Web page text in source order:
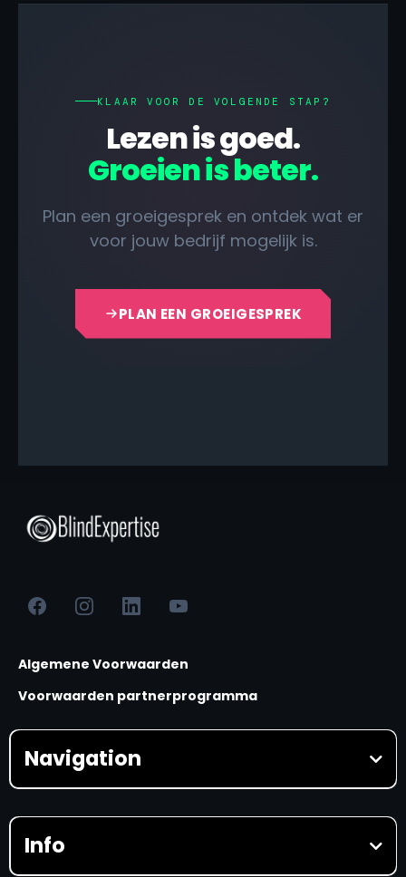
KLAAR VOOR DE VOLGENDE STAP?
Lezen is goed.
Groeien is beter.
Plan een groeigesprek en ontdek wat er
voor jouw bedrijf mogelijk is.
PLAN EEN GROEIGESPREK
Algemene Voorwaarden
Voorwaarden partnerprogramma
Navigation
Prijzen
AI Masterclasses
Info